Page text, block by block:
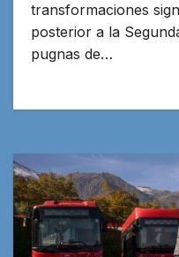
transformaciones
posterior a la
pugnas de…